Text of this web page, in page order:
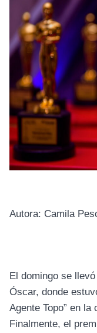
Autora: Camila
El domingo se
Óscar, donde
Agente Topo” en
Finalmente, el